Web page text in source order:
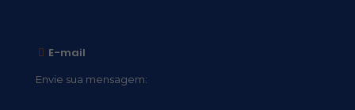
E-mail
Envie sua mensagem: